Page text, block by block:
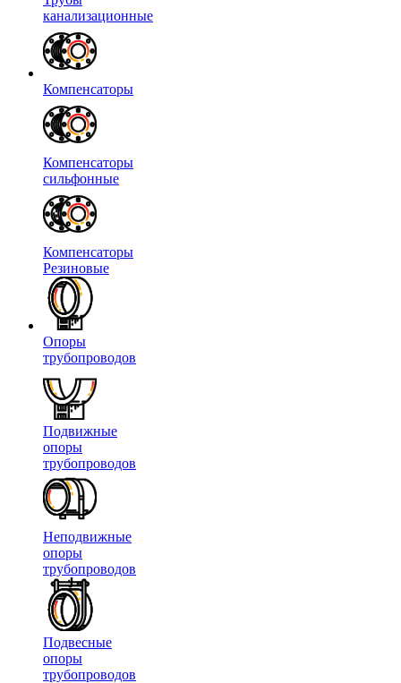
канализационные
Компенсаторы
Компенсаторы
сильфонные
Компенсаторы
Резиновые
Опоры
трубопроводов
Подвижные
опоры
трубопроводов
Неподвижные
опоры
трубопроводов
Подвесные
опоры
трубопроводов